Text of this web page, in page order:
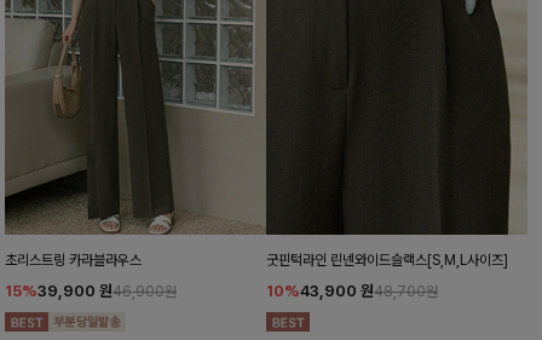
초리스트링 카라블라우스
15%39,900 원46,900원
굿핀턱라인 린넨와이드슬랙스[S,M,L사이즈]
10%43,900 원48,700원